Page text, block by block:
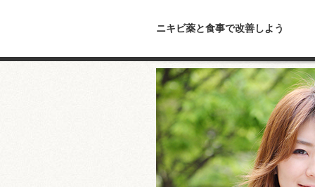
ニキビ薬と食事で改善しよう